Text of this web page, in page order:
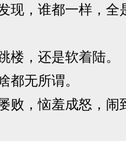
现，谁都一样，全
楼，还是软着陆。
都无所谓。
败，恼羞成怒，闹